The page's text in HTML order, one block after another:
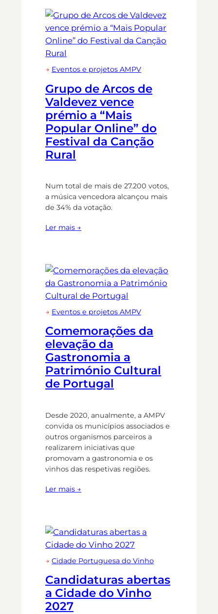
→ Eventos e projetos AMPV
Grupo de Arcos de
Valdevez vence
prémio a “Mais
Popular Online” do
Festival da Canção
Rural
Num total de mais de 27.200 votos,
a música vencedora alcançou mais
de 34% da votação.
Ler mais →
→ Eventos e projetos AMPV
Comemorações da
elevação da
Gastronomia a
Património Cultural
de Portugal
Desde 2020, anualmente, a AMPV
convida os municípios associados e
outros organismos parceiros a
realizarem iniciativas que
promovam a gastronomia e os
vinhos das respetivas regiões.
Ler mais →
→Cidade Portuguesa do Vinho
Candidaturas abertas
a Cidade do Vinho
2027